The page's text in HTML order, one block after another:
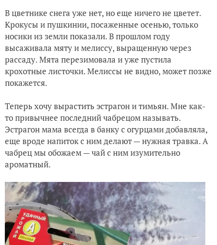
В цветнике снега уже нет, но еще ничего не цветет.
Крокусы и пушкинии, посаженные осенью, только
носики из земли показали. В прошлом году
высаживала мяту и мелиссу, выращенную через
рассаду. Мята перезимовала и уже пустила
крохотные листочки. Мелиссы не видно, может позже
покажется.
Теперь хочу вырастить эстрагон и тимьян. Мне как-
то привычнее последний чабрецом называть.
Эстрагон мама всегда в банку с огурцами добавляла,
еще вроде напиток с ним делают — нужная травка. А
чабрец мы обожаем — чай с ним изумительно
ароматный.